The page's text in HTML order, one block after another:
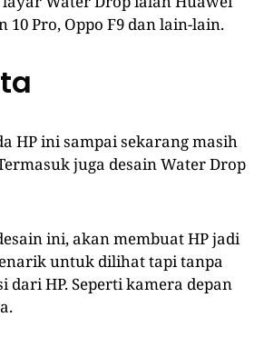
10 Pro, Oppo F9 dan lain-lain.
HP ini sampai sekarang masih
juga desain Water Drop
ini, akan membuat HP jadi
untuk dilihat tapi tanpa
dari HP. Seperti kamera depan